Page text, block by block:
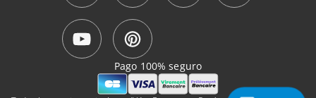
Pago 100% seguro